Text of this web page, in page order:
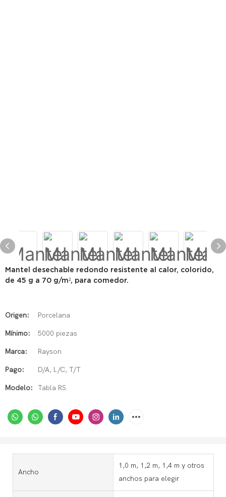
Mantel desechable redondo resistente al calor, colorido,
de 45 g a 70 g/m², para comedor.
Origen: Porcelana
Mínimo: 5000 piezas
Marca: Rayson
Pago: D/A, L/C, T/T
Modelo: Tabla RS
Ancho
1,0 m, 1,2 m, 1,4 m y otros
anchos para elegir